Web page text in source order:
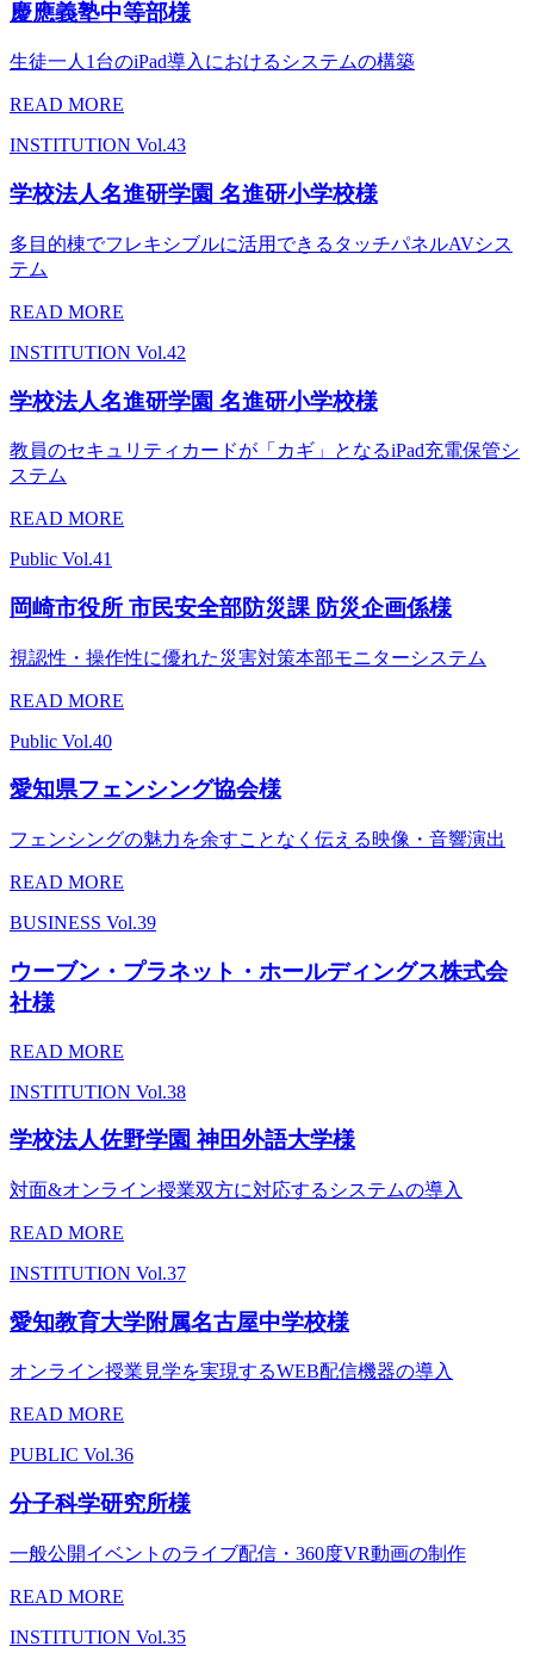
慶應義塾中等部様
生徒一人1台のiPad導入におけるシステムの構築
READ MORE
INSTITUTION Vol.43
学校法人名進研学園 名進研小学校様
多目的棟でフレキシブルに活用できるタッチパネルAVシス
テム
READ MORE
INSTITUTION Vol.42
学校法人名進研学園 名進研小学校様
教員のセキュリティカードが「カギ」となるiPad充電保管シ
ステム
READ MORE
Public Vol.41
岡崎市役所 市民安全部防災課 防災企画係様
視認性・操作性に優れた災害対策本部モニターシステム
READ MORE
Public Vol.40
愛知県フェンシング協会様
フェンシングの魅力を余すことなく伝える映像・音響演出
READ MORE
BUSINESS Vol.39
ウーブン・プラネット・ホールディングス株式会
社様
READ MORE
INSTITUTION Vol.38
学校法人佐野学園 神田外語大学様
対面&オンライン授業双方に対応するシステムの導入
READ MORE
INSTITUTION Vol.37
愛知教育大学附属名古屋中学校様
オンライン授業見学を実現するWEB配信機器の導入
READ MORE
PUBLIC Vol.36
分子科学研究所様
一般公開イベントのライブ配信・360度VR動画の制作
READ MORE
INSTITUTION Vol.35